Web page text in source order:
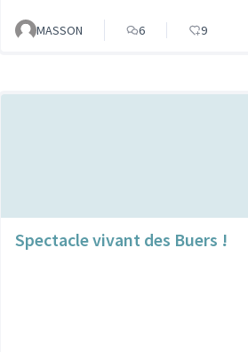
MASSON 6 9
Spectacle vivant des Buers !